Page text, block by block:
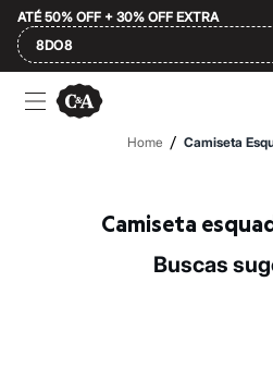
ATÉ 50% OFF + 30% OFF EXTRA
8DO8
Ofertas
Compre por Departamento
2 calçados por R$189
2 peças por R$199
3 lingeries por R$99
Home / Camiseta
Camiseta
buscas